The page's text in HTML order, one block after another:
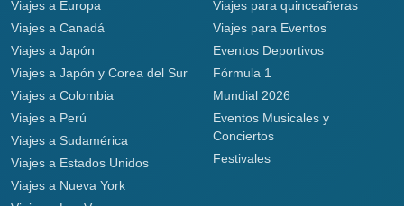
Viajes a Europa
Viajes a Canadá
Viajes a Japón
Viajes a Japón y Corea del Sur
Viajes a Colombia
Viajes a Perú
Viajes a Sudamérica
Viajes a Estados Unidos
Viajes a Nueva York
Viajes para quinceañeras
Viajes para Eventos
Eventos Deportivos
Fórmula 1
Mundial 2026
Eventos Musicales y
Conciertos
Festivales